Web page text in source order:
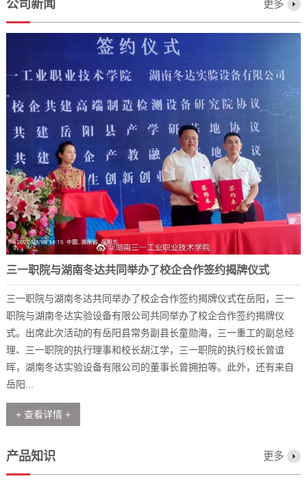
公司新闻 更多
三一职院与湖南冬达共同举办了校企合作签约揭牌仪式
2023-12-07
三一职院与湖南冬达共同举办了校企合作签约揭牌仪式在岳阳，三一
职院与湖南冬达实验设备有限公司共同举办了校企合作签约揭牌仪
式。出席此次活动的有岳阳县常务副县长童勋海，三一重工的副总经
理、三一职院的执行理事和校长胡江学，三一职院的执行校长曾谊
晖，湖南冬达实验设备有限公司的董事长曾拥拍等。此外，还有来自
岳阳...
+ 查看详情 +
产品知识 更多